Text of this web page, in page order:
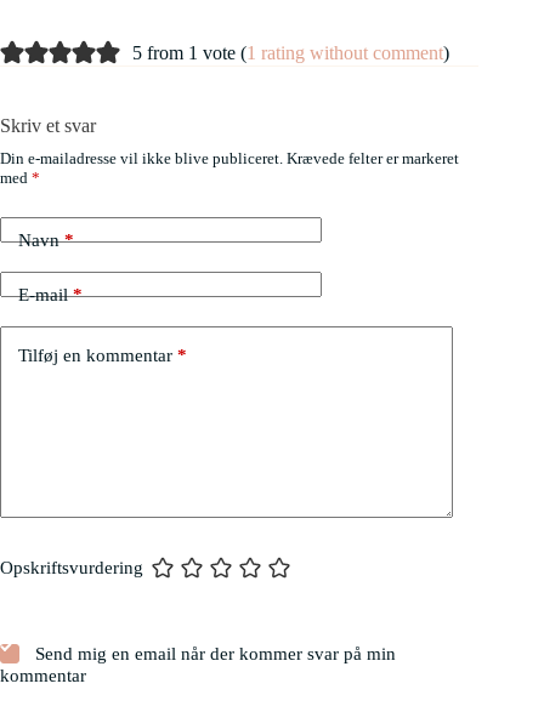
5 from 1 vote (1 rating without comment)
Skriv et svar
Din e-mailadresse vil ikke blive publiceret. Krævede felter er markeret
med *
Navn*
E-mail*
Tilføj en kommentar *
Opskriftsvurdering
Send mig en email når der kommer svar på min
kommentar